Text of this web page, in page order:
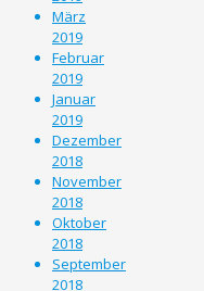
März
2019
Februar
2019
Januar
2019
Dezember
2018
November
2018
Oktober
2018
September
2018